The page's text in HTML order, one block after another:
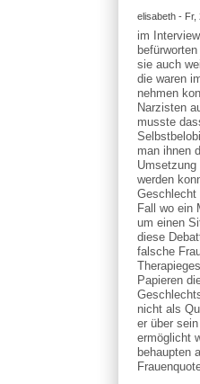
elisabeth- Fr,
im
sie auch
die waren
nehmen
Narzisten
musste
man ihnen
werden
Geschlecht
Fall wo ein
um einen
diese
falsche
Papieren
nicht als
er über
ermöglicht
behaupten